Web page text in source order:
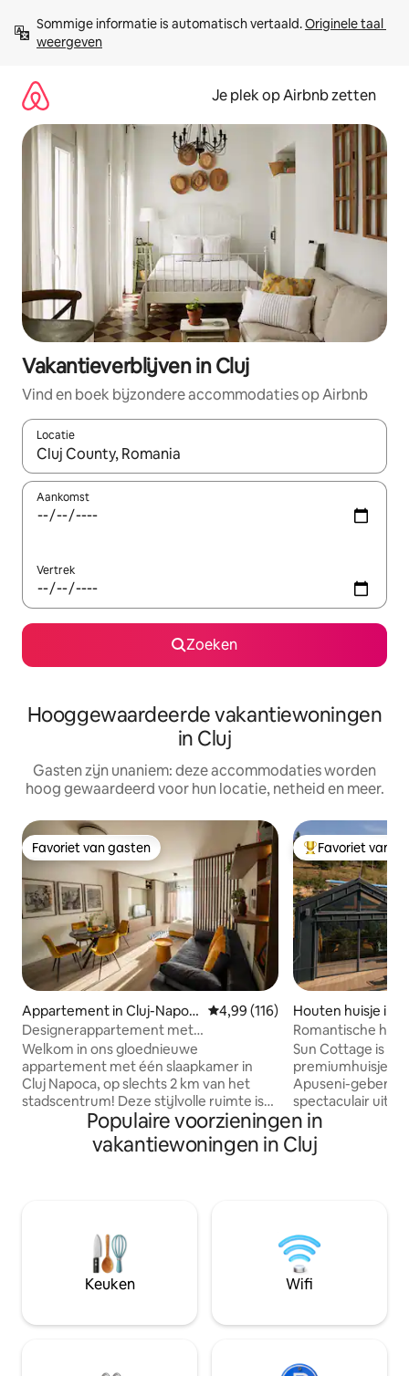
direct
naar
Sommige informatie is automatisch vertaald. Originele taal
weergeven
Je plek op Airbnb zetten
Vakantieverblijven in Cluj
Vind en boek bijzondere accommodaties op Airbnb
Locatie
Wanneer er resultaten beschikbaar zijn, maak je een keuze
Aankomst
Vertrek
Zoeken
Hooggewaardeerde vakantiewoningen
in Cluj
Gasten zijn unaniem: deze accommodaties worden
hoog gewaardeerd voor hun locatie, netheid en meer.
Favoriet van gasten
Favoriet van gasten
Appartement in Cluj-Napoc
a
Gemiddelde beoordeling van
4,99 (116)
Designerappartement met
parkeergelegenheid in de buurt van
parken en vervoer
Welkom in ons gloednieuwe
appartement met één slaapkamer in
Cluj Napoca, op slechts 2 km van het
stadscentrum! Deze stijlvolle ruimte is
perfect voor alleenreizigers, koppels of
kleine groepen en beschikt over een
comfortabel tweepersoonsbed, een
een kopje koffie op het huis terwijl je
geniet van de rustige omgeving vanaf
het terras. Privéparkeergelegenheid en
zelf inchecken zijn inbegrepen. We
mogen verwelkomen!
Topfavoriet van
Favoriet van
Houten huisje in
Romantische hut
bergen vanaf de
Sun Cottage is
premiumhuisje in
Apuseni-
spectaculair
rechtstreeks
en dakramen
ervaring, met
onderdeel van
gebergte.
Certificaat nr.
Toerisme.
Populaire voorzieningen in
vakantiewoningen in Cluj
Keuken Wifi